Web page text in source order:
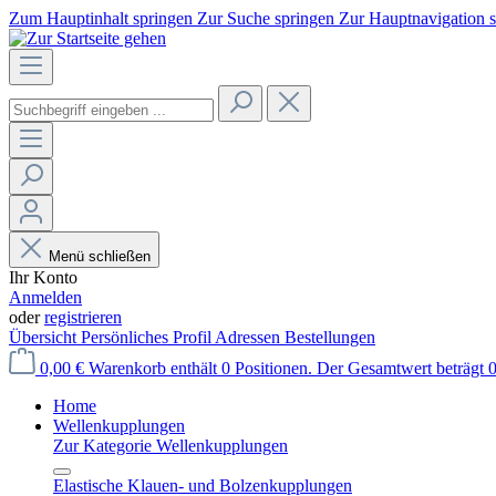
Zum Hauptinhalt springen Zur Suche springen Zur Hauptnavigation
Menü schließen
Ihr Konto
Anmelden
oderregistrieren
Übersicht Persönliches Profil Adressen Bestellungen
0,00 € Warenkorb enthält 0 Positionen. Der Gesamtwert beträgt
Home
Wellenkupplungen
Zur Kategorie Wellenkupplungen
Elastische Klauen- und Bolzenkupplungen